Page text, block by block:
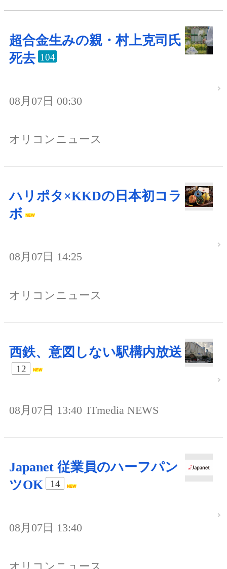
超合金生みの親・村上克司氏
死去 104
08月07日 00:30
オリコンニュース
ハリポタ×KKDの日本初コラ
ボ
08月07日 14:25
オリコンニュース
西鉄、意図しない駅構内放送
12
08月07日 13:40 ITmedia NEWS
Japanet 従業員のハーフパン
ツOK
14
08月07日 13:40
オリコンニュース